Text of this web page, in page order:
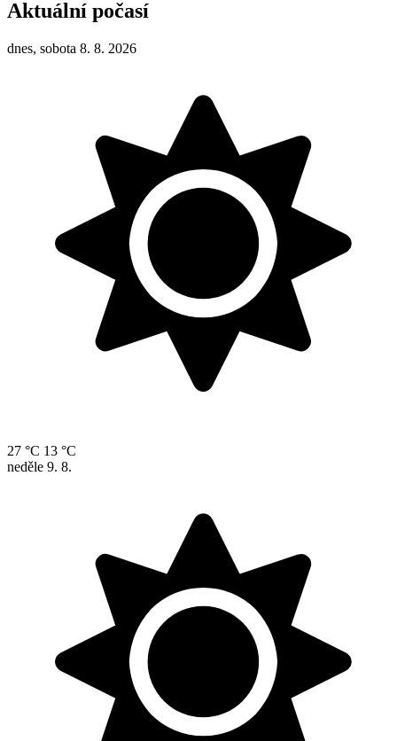
Aktuální počasí
dnes, sobota 8. 8. 2026
27 °C 13 °C
neděle 9. 8.